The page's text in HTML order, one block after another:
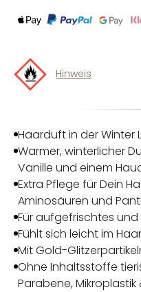
Hinweis
Haarduft in der Winter
Warmer, winterlicher
Vanille und einem
Extra Pflege für Dein
Aminosäuren und
Für aufgefrischtes
Fühlt sich leicht im
Mit Gold-
Ohne Inhaltsstoffe
Parabene, Mikroplastik